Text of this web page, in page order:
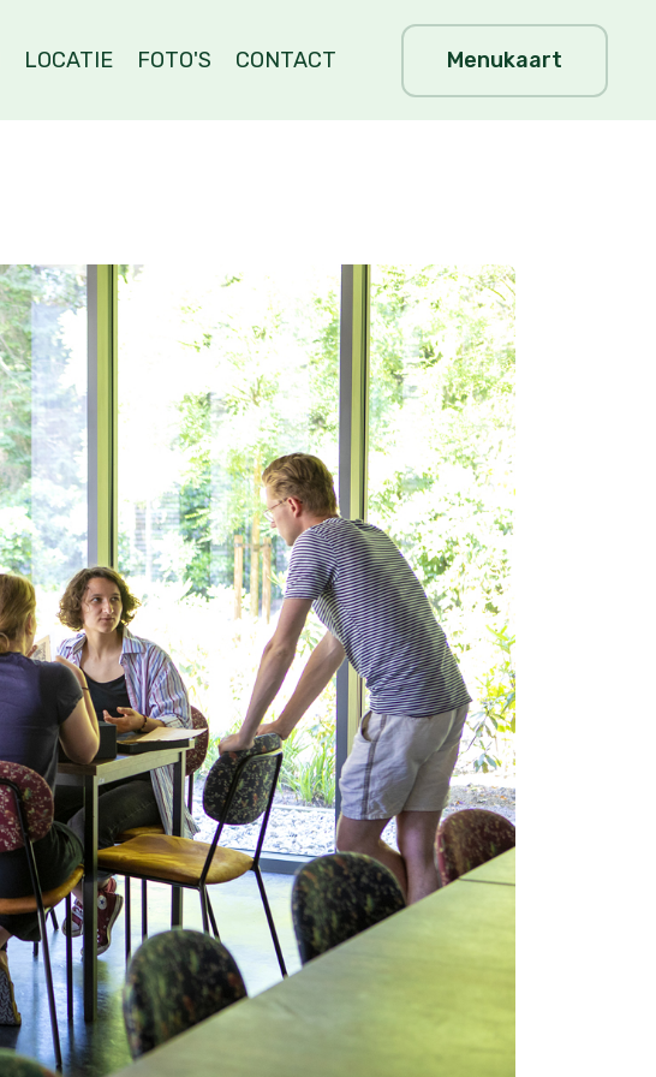
LOCATIE FOTO'S CONTACT Menukaart